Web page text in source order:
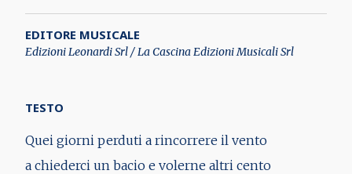
EDITORE MUSICALE
Edizioni Leonardi Srl / La Cascina Edizioni Musicali Srl
TESTO
Quei giorni perduti a rincorrere il vento
a chiederci un bacio e volerne altri cento